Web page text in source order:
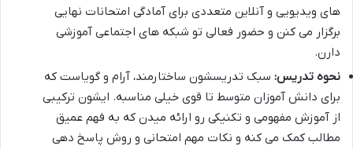
های ویدیویی و آنلاین متعددی برای آمادگی امتحانات نهایی
برگزار می کنن و حضور فعالی تو شبکه های اجتماعی آموزشی
دارن.
نحوه تدریس: سبک تدریسشون ساختارمند، آرام و گویاست که
برای دانش آموزان متوسط تا قوی خیلی مناسبه. ایشون ترکیبی
از آموزش مفهومی و تکنیکی رو ارائه میدن که به فهم عمیق
مطالب کمک می کنه و نکات مهم امتحانی و روش پاسخ دهی